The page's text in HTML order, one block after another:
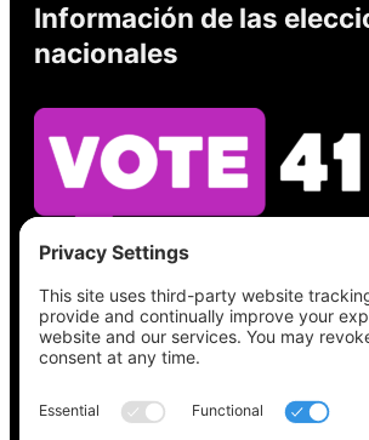
Información de las
nacionales
Vea lo que hay en su boleta,
lugar de votación, verifique el
registro y obtenga toda la
electoral que necesita en